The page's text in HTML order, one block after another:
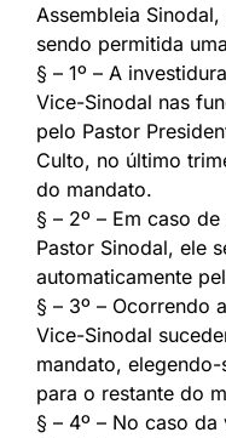
Assembleia
sendo permitida
§ – 1º – A
Vice-Sinodal nas
pelo Pastor
Culto, no último
do mandato.
§ – 2º – Em caso
Pastor Sinodal, ele
automaticamente
§ – 3º – Ocorrendo
Vice-Sinodal
mandato,
para o restante do
§ – 4º – No caso